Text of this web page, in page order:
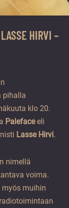
HIRVI –
pihalla
klo 20.
Palefaceeli
Lasse Hirvi.
nimellä
voima.
myös muihin